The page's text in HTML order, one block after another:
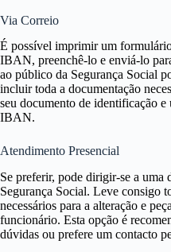
Via Correio
É possível imprimir um
IBAN, preenchê-lo e enviá-lo
ao público da Segurança Social
incluir toda a documentação
seu documento de identificação
IBAN.
Atendimento Presencial
Se preferir, pode dirigir-se a uma
Segurança Social. Leve consigo
necessários para a alteração e
funcionário. Esta opção é
dúvidas ou prefere um contacto